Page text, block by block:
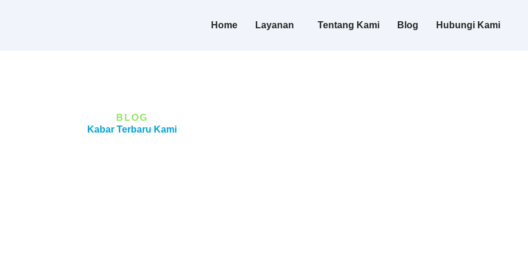
Home Layanan Tentang Kami Blog Hubungi Kami
BLOG
Kabar Terbaru Kami